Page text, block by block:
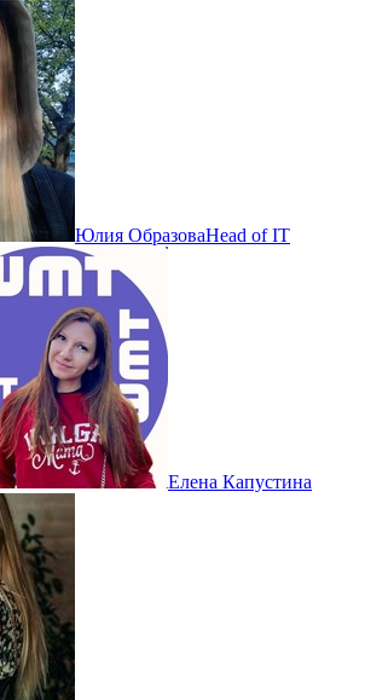
Юлия ОбразоваHead of IT
Елена Капустина